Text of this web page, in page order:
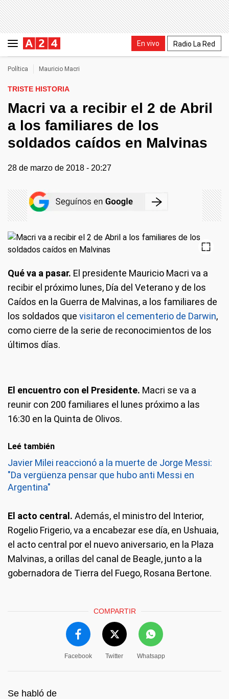
En vivo Radio La Red
Política Mauricio Macri
TRISTE HISTORIA
Macri va a recibir el 2 de Abril
a los familiares de los
soldados caídos en Malvinas
28 de marzo de 2018 - 20:27
Qué va a pasar. El presidente Mauricio Macri va a
recibir el próximo lunes, Día del Veterano y de los
Caídos en la Guerra de Malvinas, a los familiares de
los soldados que visitaron el cementerio de Darwin,
como cierre de la serie de reconocimientos de los
últimos días.
El encuentro con el Presidente. Macri se va a
reunir con 200 familiares el lunes próximo a las
16:30 en la Quinta de Olivos.
Leé también
Javier Milei reaccionó a la muerte de Jorge Messi:
"Da vergüenza pensar que hubo anti Messi en
Argentina"
El acto central. Además, el ministro del Interior,
Rogelio Frigerio, va a encabezar ese día, en Ushuaia,
el acto central por el nuevo aniversario, en la Plaza
Malvinas, a orillas del canal de Beagle, junto a la
gobernadora de Tierra del Fuego, Rosana Bertone.
COMPARTIR
Facebook Twitter Whatsapp
Se habló de